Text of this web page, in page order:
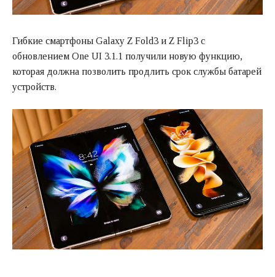
Гибкие смартфоны Galaxy Z Fold3 и Z Flip3 с
обновлением One UI 3.1.1 получили новую функцию,
которая должна позволить продлить срок службы батарей
устройств.